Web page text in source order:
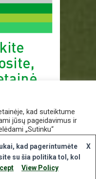
apsaugos ministerijos
kad suteiktume
jūsų pageidavimus ir
„Sutinku“
kad pagerintumėte
su šia politika tol, kol
X
View Policy